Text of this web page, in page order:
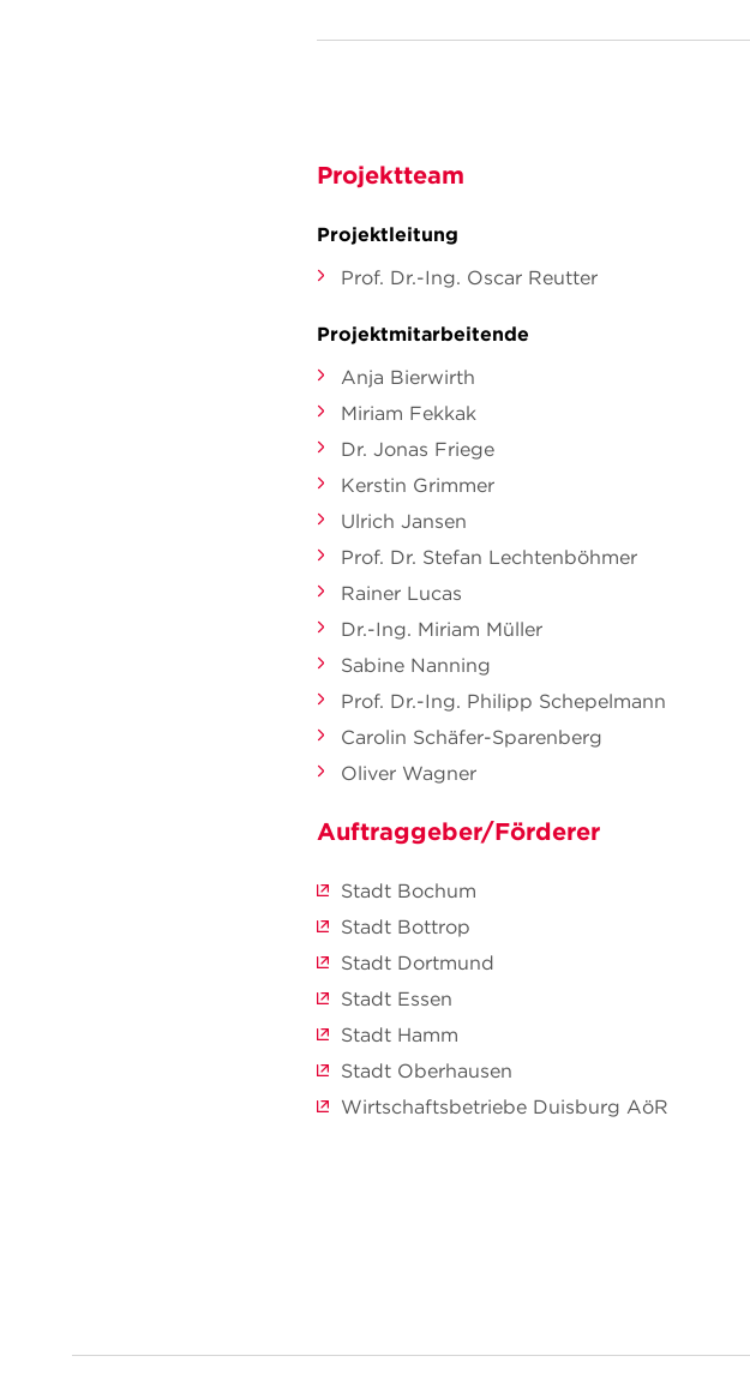
Projektteam
Projektleitung
Prof. Dr.-Ing. Oscar Reutter
Projektmitarbeitende
Anja Bierwirth
Miriam Fekkak
Dr. Jonas Friege
Kerstin Grimmer
Ulrich Jansen
Prof. Dr. Stefan Lechtenböhmer
Rainer Lucas
Dr.-Ing. Miriam Müller
Sabine Nanning
Prof. Dr.-Ing. Philipp Schepelmann
Carolin Schäfer-Sparenberg
Oliver Wagner
Auftraggeber/Förderer
Stadt Bochum
Stadt Bottrop
Stadt Dortmund
Stadt Essen
Stadt Hamm
Stadt Oberhausen
Wirtschaftsbetriebe Duisburg AöR